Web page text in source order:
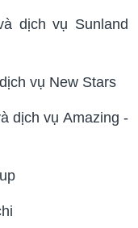
dịch vụ Sunland
vụ New Stars
dịch vụ Amazing -